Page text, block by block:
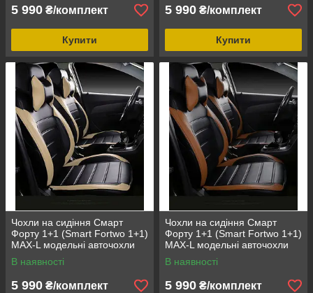
5 990 ₴/комплект
Купити
5 990 ₴/комплект
Купити
Чохли на сидіння Смарт
Форту 1+1 (Smart Fortwo 1+1)
MAX-L модельні авточохли
екошкіра аригона Бежевий
В наявності
5 990 ₴/комплект
Чохли на сидіння Смарт
Форту 1+1 (Smart Fortwo 1+1)
MAX-L модельні авточохли
екошкіра аригона
Коричневий
В наявності
5 990 ₴/комплект